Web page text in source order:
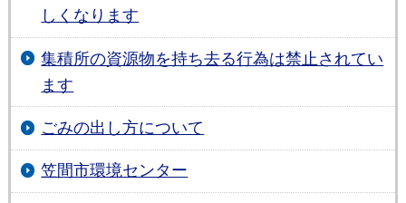
しくなります
集積所の資源物を持ち去る行為は禁止されてい
ます
ごみの出し方について
笠間市環境センター